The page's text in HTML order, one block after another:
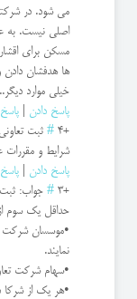
می شود. در
اصلی نیست. به
مسکن برای
ها هدفشان
خیلی موارد
پاسخ دادن
+4
# ثبت تعاونی
شرایط و
پاسخ دادن
+3
# جواب: ثبت
حداقل یک سوم از
•موسسان شرکت
نمایند.
•سهام شرکت
•هر یک از